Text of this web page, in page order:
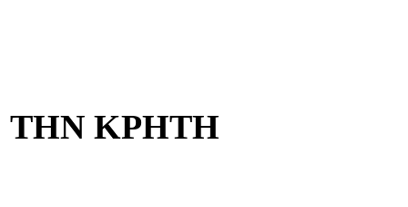
ΤΗΝ ΚΡΗΤΗ